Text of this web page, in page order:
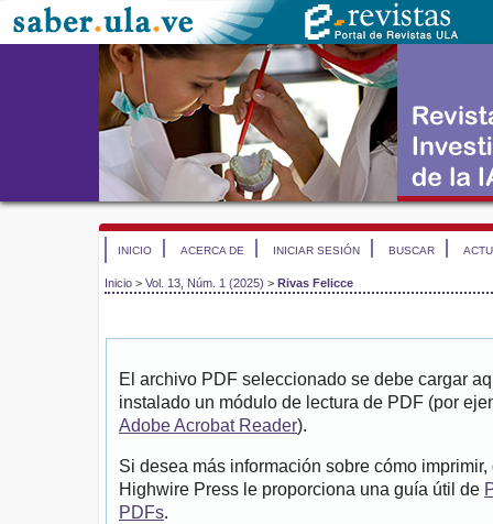
INICIO ACERCA DE INICIAR SESIÓN BUSCAR
Inicio > Vol. 13, Núm. 1 (2025) > Rivas Felicce
El archivo PDF seleccionado se debe cargar
instalado un módulo de lectura de PDF (por
Adobe Acrobat Reader).
Si desea más información sobre cómo
Highwire Press le proporciona una guía útil de
PDFs.